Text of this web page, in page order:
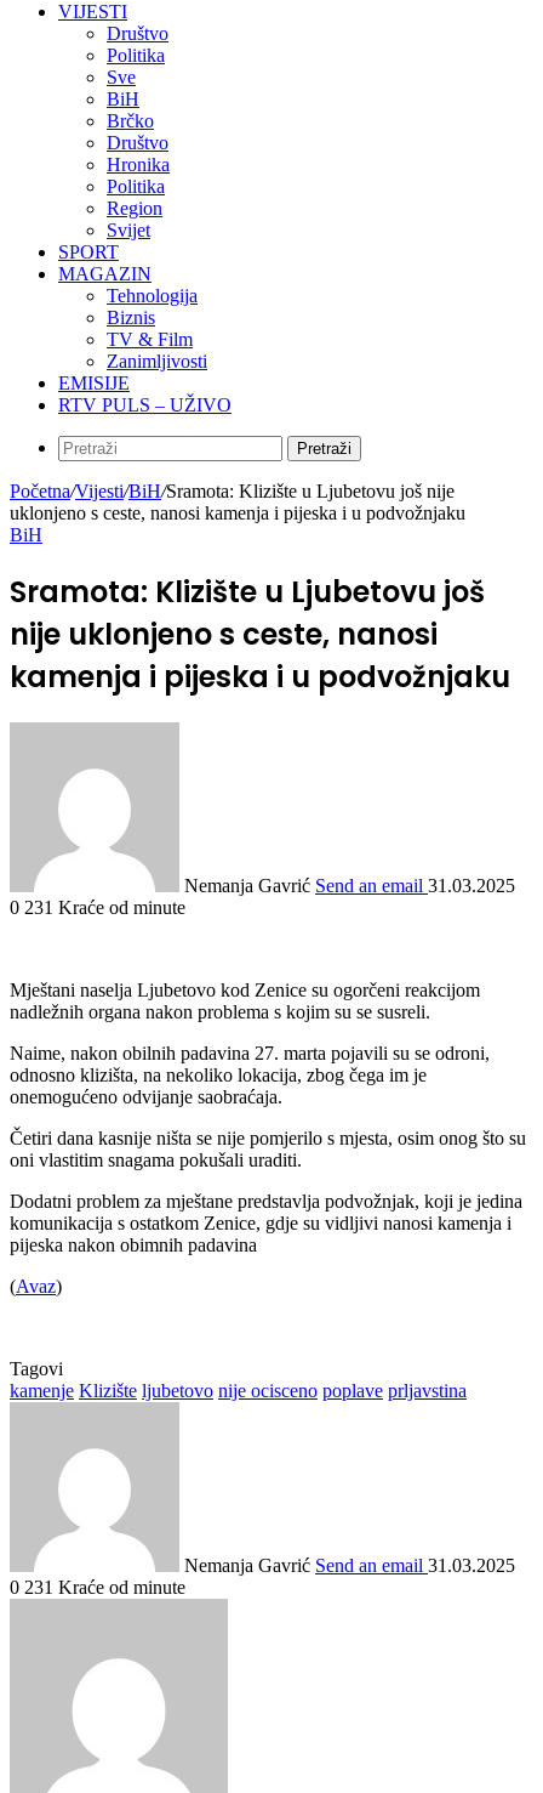
VIJESTI
Društvo
Politika
Sve
BiH
Brčko
Društvo
Hronika
Politika
Region
Svijet
SPORT
MAGAZIN
Tehnologija
Biznis
TV & Film
Zanimljivosti
EMISIJE
RTV PULS – UŽIVO
Pretraži
Početna/Vijesti/BiH/Sramota: Klizište u Ljubetovu još nije
uklonjeno s ceste, nanosi kamenja i pijeska i u podvožnjaku
BiH
Sramota: Klizište u Ljubetovu još
nije uklonjeno s ceste, nanosi
kamenja i pijeska i u podvožnjaku
Nemanja Gavrić Send an email 31.03.2025
0 231 Kraće od minute
Mještani naselja Ljubetovo kod Zenice su ogorčeni reakcijom
nadležnih organa nakon problema s kojim su se susreli.
Naime, nakon obilnih padavina 27. marta pojavili su se odroni,
odnosno klizišta, na nekoliko lokacija, zbog čega im je
onemogućeno odvijanje saobraćaja.
Četiri dana kasnije ništa se nije pomjerilo s mjesta, osim onog što su
oni vlastitim snagama pokušali uraditi.
Dodatni problem za mještane predstavlja podvožnjak, koji je jedina
komunikacija s ostatkom Zenice, gdje su vidljivi nanosi kamenja i
pijeska nakon obimnih padavina
(Avaz)
Tagovi
kamenje Klizište ljubetovo nije ocisceno poplave prljavstina
Nemanja Gavrić Send an email 31.03.2025
0 231 Kraće od minute